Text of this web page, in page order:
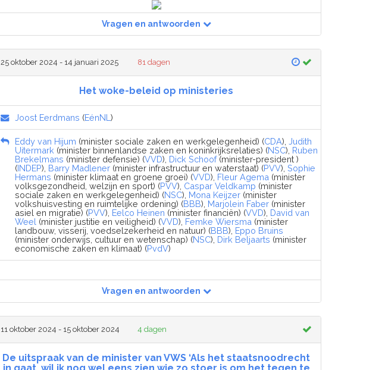
Vragen en antwoorden
25 oktober 2024 - 14 januari 2025 81 dagen
Het woke-beleid op ministeries
Joost Eerdmans (EénNL )
Eddy van Hijum (minister sociale zaken en werkgelegenheid) (CDA), Judith
Uitermark (minister binnenlandse zaken en koninkrijksrelaties) (NSC), Ruben
Brekelmans (minister defensie) (VVD), Dick Schoof(minister-president )
(INDEP), Barry Madlener (minister infrastructuur en waterstaat) (PVV), Sophie
Hermans (minister klimaat en groene groei) (VVD), Fleur Agema (minister
volksgezondheid, welzijn en sport) (PVV), Caspar Veldkamp (minister
sociale zaken en werkgelegenheid) (NSC), Mona Keijzer (minister
volkshuisvesting en ruimtelijke ordening) (BBB), Marjolein Faber (minister
asiel en migratie) (PVV), Eelco Heinen (minister financiën) (VVD), David van
Weel (minister justitie en veiligheid) (VVD), Femke Wiersma (minister
landbouw, visserij, voedselzekerheid en natuur) (BBB), Eppo Bruins
(minister onderwijs, cultuur en wetenschap) (NSC), Dirk Beljaarts (minister
economische zaken en klimaat) (PvdV)
Vragen en antwoorden
11 oktober 2024 - 15 oktober 2024 4 dagen
De uitspraak van de minister van VWS ‘Als het staatsnoodrecht